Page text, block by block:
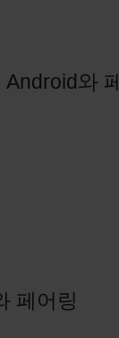
Android와
페어링